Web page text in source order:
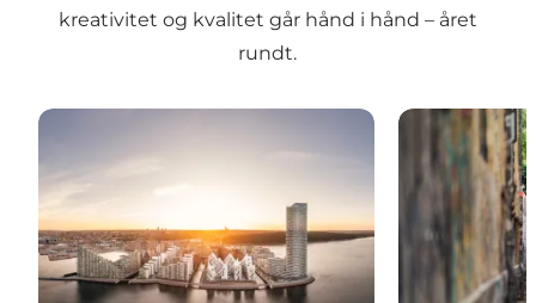
kreativitet og kvalitet går hånd i hånd – året
rundt.
Aarhus - Danmarks andenstørste by De bedste